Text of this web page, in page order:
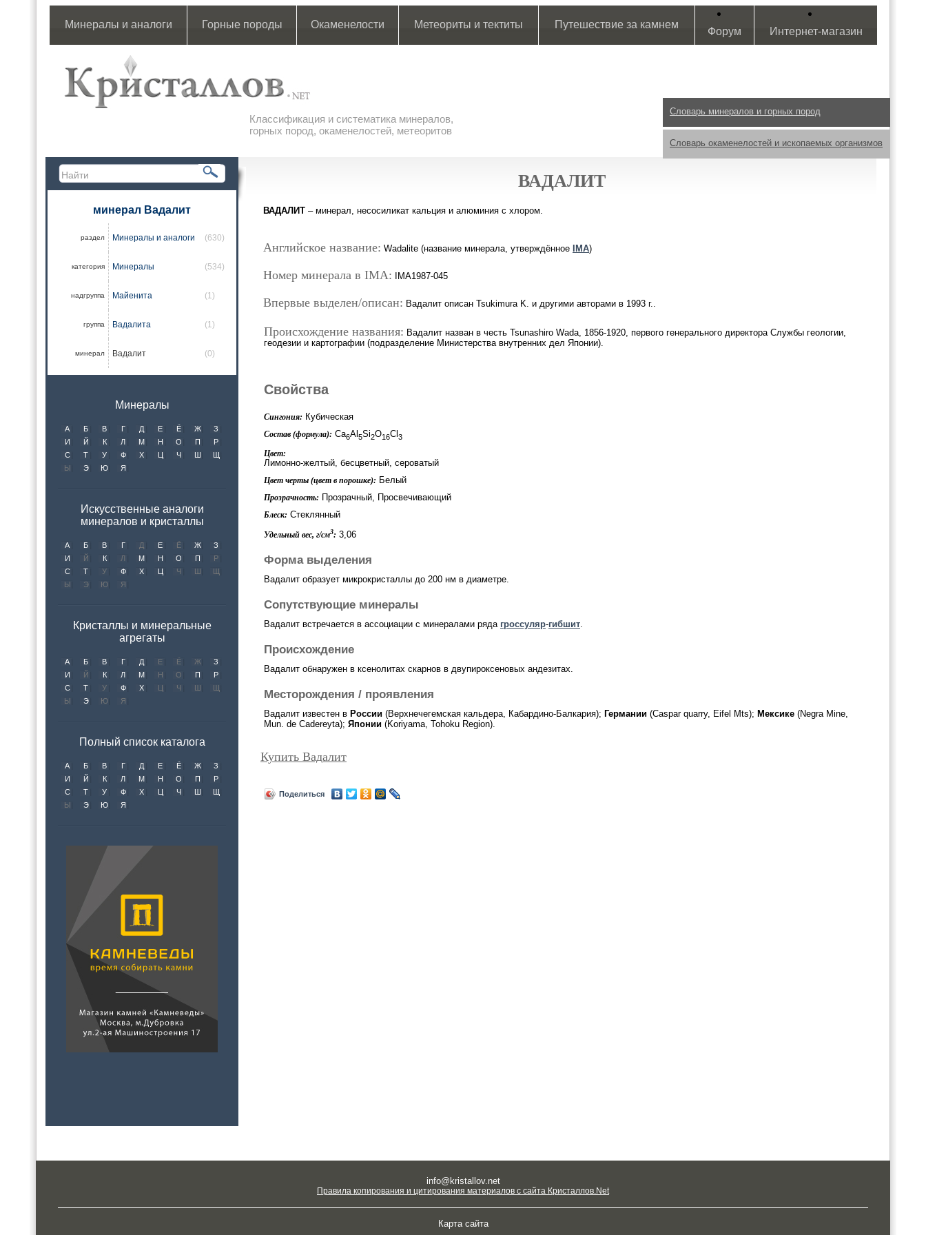
Минералы и аналоги Горные породы Окаменелости Метеориты и тектиты Путешествие за камнем
Форум Интернет-магазин
Классификация и систематика минералов,
горных пород, окаменелостей, метеоритов
Словарь минералов и горных пород
Словарь окаменелостей и ископаемых организмов
минерал Вадалит
раздел Минералы и аналоги (630)
категория Минералы (534)
надгруппа Майенита (1)
группа Вадалита (1)
минерал Вадалит (0)
Минералы
А Б В Г Д Е Ё Ж
З
И
Й К Л М Н О П
Р
С
Т У Ф Х Ц Ч Ш
Щ
Ы
Э Ю Я
Искусственные аналоги
минералов и кристаллы
А Б В Г Д Е Ё Ж
З
И
Й К Л М Н О П
Р
С
Т У Ф Х Ц Ч Ш
Щ
Ы
Э Ю Я
Кристаллы и минеральные
агрегаты
А Б В Г Д Е Ё Ж
З
И
Й К Л М Н О П
Р
С
Т У Ф Х Ц Ч Ш
Щ
Ы
Э Ю Я
Полный список каталога
А Б В Г Д Е Ё Ж
З
И
Й К Л М Н О П
Р
С
Т У Ф Х Ц Ч Ш
Щ
Ы
Э Ю Я
ВАДАЛИТ
ВАДАЛИТ – минерал, несосиликат кальция и алюминия с хлором.
Английское название: Wadalite (название минерала, утверждённое IMA)
Номер минерала в IMA: IMA1987-045
Впервые выделен/описан: Вадалит описан Tsukimura K. и другими авторами в 1993 г..
Происхождение названия: Вадалит назван в честь Tsunashiro Wada, 1856-1920, первого генерального директора Службы геологии,
геодезии и картографии (подразделение Министерства внутренних дел Японии).
Свойства
Сингония: Кубическая
Состав (формула): Ca6Al 5Si2O16Cl 3
Цвет:
Лимонно-желтый, бесцветный, сероватый
Цвет черты (цвет в порошке): Белый
Прозрачность: Прозрачный, Просвечивающий
Блеск: Стеклянный
Удельный вес, г/см3: 3,06
Форма выделения
Вадалит образует микрокристаллы до 200 нм в диаметре.
Сопутствующие минералы
Вадалит встречается в ассоциации с минералами ряда гроссуляр-гибшит
Происхождение
Вадалит обнаружен в ксенолитах скарнов в двупироксеновых андезитах.
Месторождения / проявления
Вадалит известен в России (Верхнечегемская кальдера, Кабардино-Балкария); Германии (Caspar quarry, Eifel Mts); Мексике (Negra Mine,
Mun. de Cadereyta); Японии (Koriyama, Tohoku Region).
Купить Вадалит
Поделиться
info@kristallov.net
Правила копирования и цитирования материалов с сайта Кристаллов.Net
Карта сайта